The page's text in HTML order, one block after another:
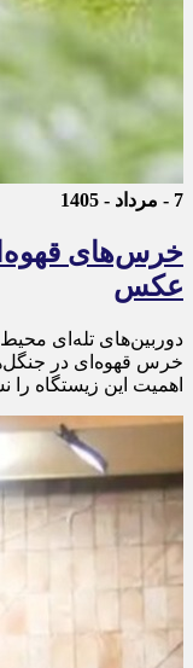
7 - مرداد - 1405
خرس‌های
عکس
دوربین‌های تله‌ای
خرس قهوه‌ای در
اهمیت این زیستگاه